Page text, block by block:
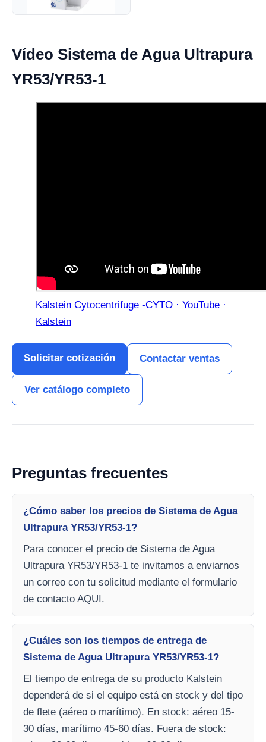
Vídeo Sistema de Agua Ultrapura
YR53/YR53-1
Kalstein Cytocentrifuge -CYTO · YouTube ·
Kalstein
Solicitar cotización Contactar ventas
Ver catálogo completo
Preguntas frecuentes
¿Cómo saber los precios de Sistema de Agua
Ultrapura YR53/YR53-1?
Para conocer el precio de Sistema de Agua
Ultrapura YR53/YR53-1 te invitamos a enviarnos
un correo con tu solicitud mediante el formulario
de contacto AQUI.
¿Cuáles son los tiempos de entrega de
Sistema de Agua Ultrapura YR53/YR53-1?
El tiempo de entrega de su producto Kalstein
dependerá de si el equipo está en stock y del tipo
de flete (aéreo o marítimo). En stock: aéreo 15-
30 días, marítimo 45-60 días. Fuera de stock: